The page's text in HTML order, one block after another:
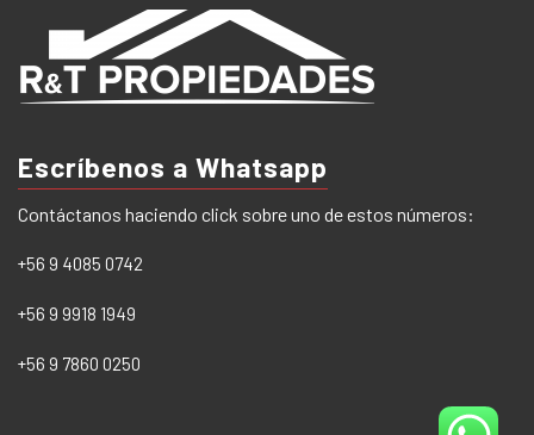
Escríbenos a Whatsapp
Contáctanos haciendo click sobre uno de estos números:
+56 9 4085 0742
+56 9 9918 1949
+56 9 7860 0250